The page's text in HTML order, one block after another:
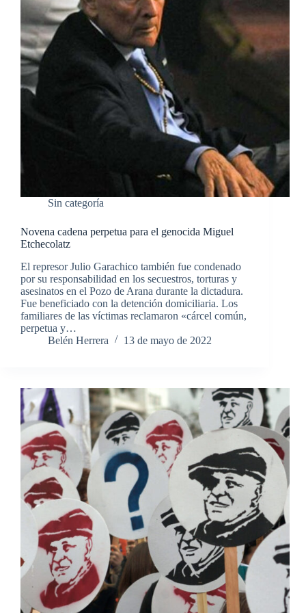
Sin categoría
Novena cadena perpetua para el genocida Miguel
Etchecolatz
El represor Julio Garachico también fue condenado
por su responsabilidad en los secuestros, torturas y
asesinatos en el Pozo de Arana durante la dictadura.
Fue beneficiado con la detención domiciliaria. Los
familiares de las víctimas reclamaron «cárcel común,
perpetua y…
Belén Herrera
13 de mayo de 2022